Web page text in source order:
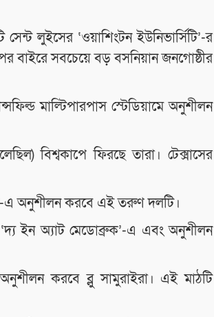
লুইসের ‘ওয়াশিংটন ইউনিভার্সিটি’-র
বাইরে সবচেয়ে বড় বসনিয়ান জনগোষ্ঠীর
মাল্টিপারপাস স্টেডিয়ামে অনুশীলন
বিশ্বকাপে ফিরছে তারা। টেক্সাসের
এ অনুশীলন করবে এই তরুণ দলটি।
ইন অ্যাট মেডোব্রুক’-এ এবং অনুশীলন
অনুশীলন করবে ব্লু সামুরাইরা। এই মাঠটি